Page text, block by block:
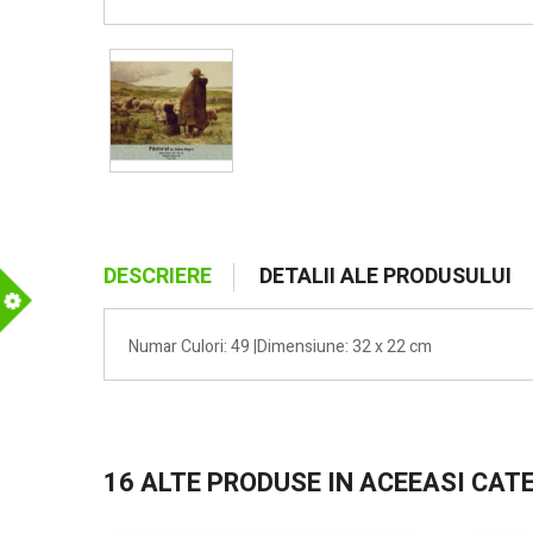
DESCRIERE DETALII ALE PRODUSULUI
Numar Culori: 49 |Dimensiune: 32 x 22 cm
16 ALTE PRODUSE IN ACEEASI